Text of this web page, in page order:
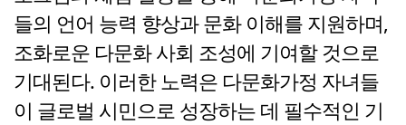
들의 언어 능력 향상과 문화 이해를 지원하며,
조화로운 다문화 사회 조성에 기여할 것으로
기대된다. 이러한 노력은 다문화가정 자녀들
이 글로벌 시민으로 성장하는 데 필수적인 기